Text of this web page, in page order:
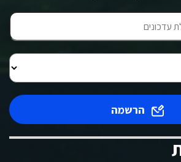
הרשמה